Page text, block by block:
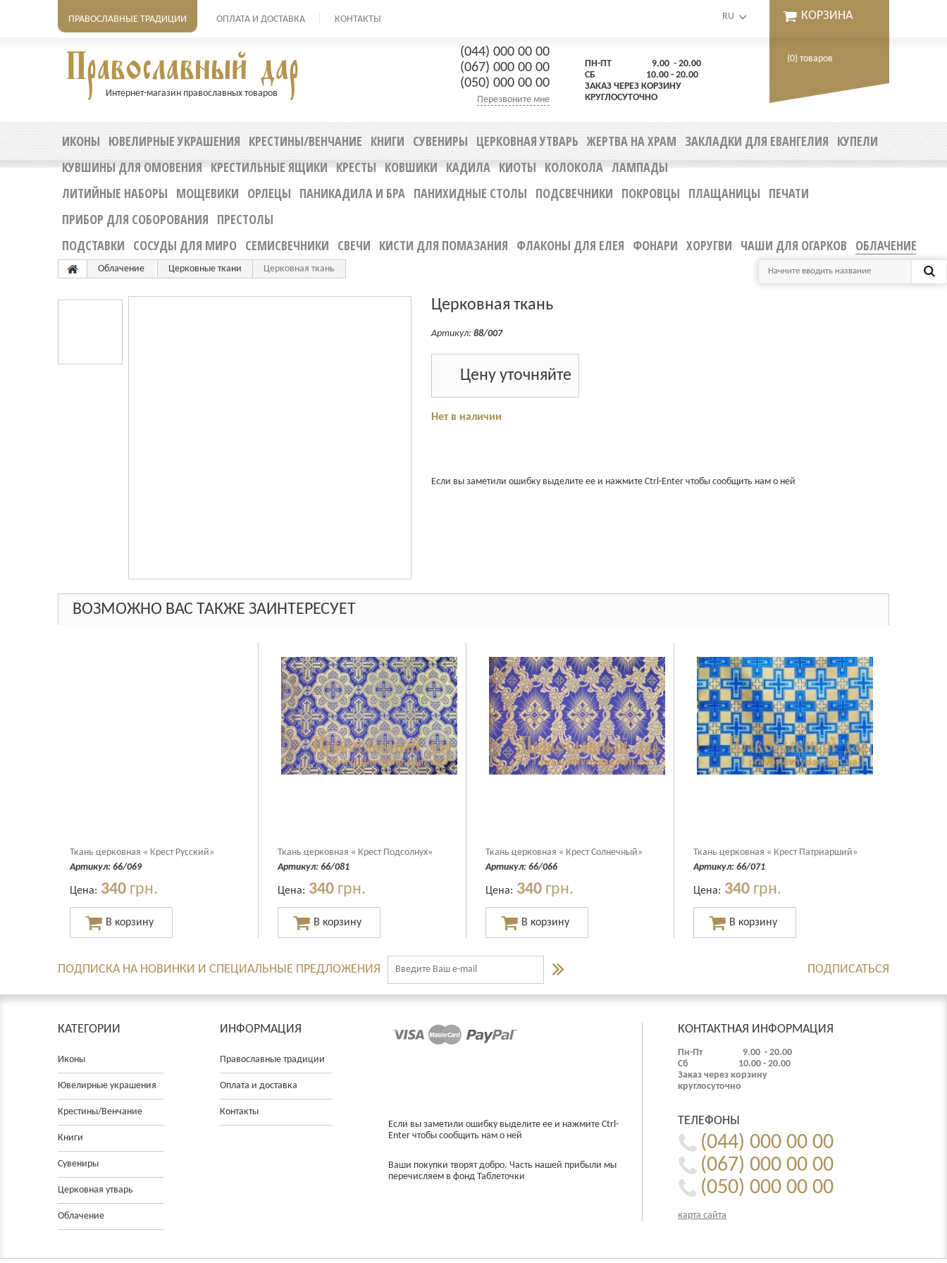
ПРАВОСЛАВНЫЕ ТРАДИЦИИ ОПЛАТА И ДОСТАВКА КОНТАКТЫ КОРЗИНА
(0) товаров
RU
Интернет-магазин православных товаров
(044) 000 00 00
(067) 000 00 00
(050) 000 00 00
Перезвоните мне
ПН-ПТ 9.00 - 20.00
СБ 10.00 - 20.00
ЗАКАЗ ЧЕРЕЗ КОРЗИНУ
КРУГЛОСУТОЧНО
ИКОНЫ ЮВЕЛИРНЫЕ УКРАШЕНИЯ КРЕСТИНЫ/ВЕНЧАНИЕ КНИГИ СУВЕНИРЫ ЦЕРКОВНAЯ УТВАРЬ ЖЕРТВА НА ХРАМ ЗАКЛАДКИ ДЛЯ ЕВАНГЕЛИЯ КУПЕЛИ
КУВШИНЫ ДЛЯ ОМОВЕНИЯ КРЕСТИЛЬНЫЕ ЯЩИКИ КРЕСТЫ КОВШИКИ КАДИЛА КИОТЫ КОЛОКОЛА ЛАМПАДЫ
ЛИТИЙНЫЕ НАБОРЫ МОЩЕВИКИ ОРЛЕЦЫ ПАНИКАДИЛА И БРА ПАНИХИДНЫЕ СТОЛЫ ПОДСВЕЧНИКИ ПОКРОВЦЫ ПЛАЩАНИЦЫ ПЕЧАТИ
ПРИБОР ДЛЯ СОБОРОВАНИЯ ПРЕСТОЛЫ
ПОДСТАВКИ СОСУДЫ ДЛЯ МИРО СЕМИСВЕЧНИКИ СВЕЧИ КИСТИ ДЛЯ ПОМАЗАНИЯ ФЛАКОНЫ ДЛЯ ЕЛЕЯ ФОНАРИ ХОРУГВИ ЧАШИ ДЛЯ ОГАРКОВ ОБЛАЧЕНИЕ
Облачение Церковные ткани Церковная ткань
Церковная ткань
Артикул: 88/007
Цену уточняйте
Нет в наличии
Если вы заметили ошибку выделите ее и нажмите Ctrl-Enter чтобы сообщить нам о ней
ВОЗМОЖНО ВАС ТАКЖЕ ЗАИНТЕРЕСУЕТ
Ткань церковная « Крест Русский»
Артикул: 66/069
Цена: 340 грн.
Ткань церковная « Крест Подсолнух»
Артикул: 66/081
Цена: 340 грн.
Ткань церковная « Крест Солнечный»
Артикул: 66/066
Цена: 340 грн.
Ткань церковная « Крест Патриарший»
Артикул: 66/071
Цена: 340 грн.
ПОДПИСКА НА НОВИНКИ И СПЕЦИАЛЬНЫЕ ПРЕДЛОЖЕНИЯ ПОДПИСАТЬСЯ
КАТЕГОРИИ
Иконы
Ювелирные украшения
Крестины/Венчание
Книги
Сувениры
Церковнaя утварь
Облачение
ИНФОРМАЦИЯ
Православные традиции
Оплата и доставка
Контакты
Если вы заметили ошибку выделите ее и нажмите Ctrl-
Enter чтобы сообщить нам о ней
Ваши покупки творят добро. Часть нашей прибыли мы
перечисляем в фонд Таблеточки
КОНТАКТНАЯ ИНФОРМАЦИЯ
Пн-Пт 9.00 - 20.00
Сб 10.00 - 20.00
Заказ через корзину
круглосуточно
ТЕЛЕФОНЫ
(044) 000 00 00
(067) 000 00 00
(050) 000 00 00
карта сайта